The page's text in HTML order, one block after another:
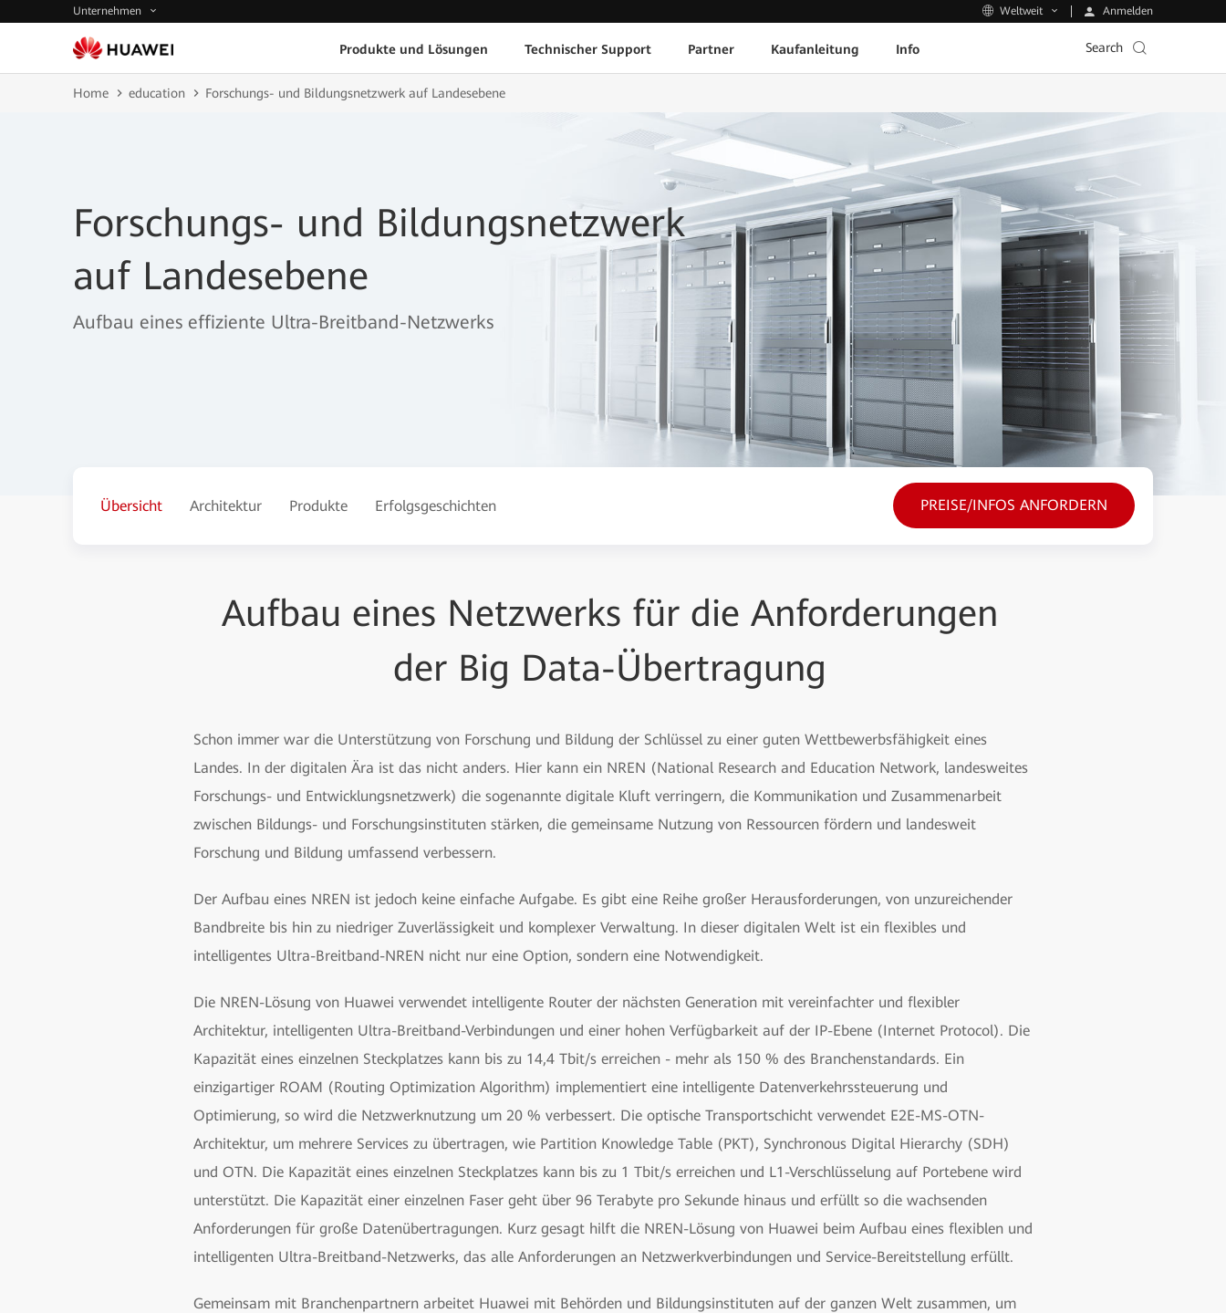
Unternehmen Weltweit Anmelden
Produkte und Lösungen Technischer Support Partner Kaufanleitung Info Search
Home education Forschungs- und Bildungsnetzwerk auf Landesebene
Forschungs- und Bildungsnetzwerk
auf Landesebene
Aufbau eines effiziente Ultra-Breitband-Netzwerks
Übersicht Architektur Produkte Erfolgsgeschichten PREISE/INFOS ANFORDERN
Aufbau eines Netzwerks für die Anforderungen
der Big Data-Übertragung
Schon immer war die Unterstützung von Forschung und Bildung der Schlüssel zu einer guten Wettbewerbsfähigkeit eines
Landes. In der digitalen Ära ist das nicht anders. Hier kann ein NREN (National Research and Education Network, landesweites
Forschungs- und Entwicklungsnetzwerk) die sogenannte digitale Kluft verringern, die Kommunikation und Zusammenarbeit
zwischen Bildungs- und Forschungsinstituten stärken, die gemeinsame Nutzung von Ressourcen fördern und landesweit
Forschung und Bildung umfassend verbessern.
Der Aufbau eines NREN ist jedoch keine einfache Aufgabe. Es gibt eine Reihe großer Herausforderungen, von unzureichender
Bandbreite bis hin zu niedriger Zuverlässigkeit und komplexer Verwaltung. In dieser digitalen Welt ist ein flexibles und
intelligentes Ultra-Breitband-NREN nicht nur eine Option, sondern eine Notwendigkeit.
Die NREN-Lösung von Huawei verwendet intelligente Router der nächsten Generation mit vereinfachter und flexibler
Architektur, intelligenten Ultra-Breitband-Verbindungen und einer hohen Verfügbarkeit auf der IP-Ebene (Internet Protocol). Die
Kapazität eines einzelnen Steckplatzes kann bis zu 14,4 Tbit/s erreichen - mehr als 150 % des Branchenstandards. Ein
einzigartiger ROAM (Routing Optimization Algorithm) implementiert eine intelligente Datenverkehrssteuerung und
Optimierung, so wird die Netzwerknutzung um 20 % verbessert. Die optische Transportschicht verwendet E2E-MS-OTN-
Architektur, um mehrere Services zu übertragen, wie Partition Knowledge Table (PKT), Synchronous Digital Hierarchy (SDH)
und OTN. Die Kapazität eines einzelnen Steckplatzes kann bis zu 1 Tbit/s erreichen und L1-Verschlüsselung auf Portebene wird
unterstützt. Die Kapazität einer einzelnen Faser geht über 96 Terabyte pro Sekunde hinaus und erfüllt so die wachsenden
Anforderungen für große Datenübertragungen. Kurz gesagt hilft die NREN-Lösung von Huawei beim Aufbau eines flexiblen und
intelligenten Ultra-Breitband-Netzwerks, das alle Anforderungen an Netzwerkverbindungen und Service-Bereitstellung erfüllt.
Gemeinsam mit Branchenpartnern arbeitet Huawei mit Behörden und Bildungsinstituten auf der ganzen Welt zusammen, um